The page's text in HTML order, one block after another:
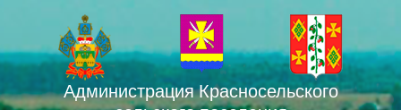
Администрация Красносельского